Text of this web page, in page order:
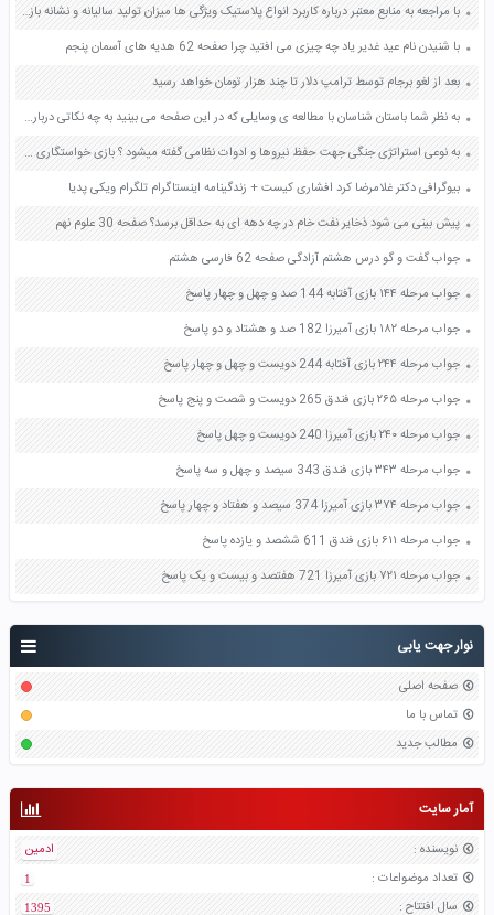
نوار جهت یابی
صفحه اصلی
تماس با ما
مطالب جدید
آمار سایت
نویسنده :
ادمین
تعداد موضواعات :
1
سال افتتاح :
1395
با مراجعه به منابع معتبر درباره کاربرد انواع پلاستیک ویژگی ها میزان تولید سالیانه و نشانه بازگردانی آنها اطلاعاتی را جمع آوری کنید و به کلاس گزارش کنید صفحه 12 علوم نهم
با شنیدن نام عید غدیر یاد چه چیزی می افتید چرا صفحه 62 هدیه های آسمان پنجم
بعد از لغو برجام توسط ترامپ دلار تا چند هزار تومان خواهد رسید
به نظر شما باستان شناسان با مطالعه ی وسایلی که در این صفحه می بینید به چه نکاتی درباره ی تمدن ایلام پی می برند؟ صفحه 43 مطالعات اجتماعی چهارم
به نوعی استراتژی جنگی جهت حفظ نیروها و ادوات نظامی گفته میشود ؟ بازی خواستگاری جواب پاسخ
بیوگرافی دکتر غلامرضا کرد افشاری کیست + زندگینامه اینستاگرام تلگرام ویکی پدیا
پیش بینی می شود ذخایر نفت خام در چه دهه ای به حداقل برسد؟ صفحه 30 علوم نهم
جواب گفت و گو درس هشتم آزادگی صفحه 62 فارسی هشتم
جواب مرحله ۱۴۴ بازی آفتابه 144 صد و چهل و چهار پاسخ
جواب مرحله ۱۸۲ بازی آمیرزا 182 صد و هشتاد و دو پاسخ
جواب مرحله ۲۴۴ بازی آفتابه 244 دویست و چهل و چهار پاسخ
جواب مرحله ۲۶۵ بازی فندق 265 دویست و شصت و پنج پاسخ
جواب مرحله ۲۴۰ بازی آمیرزا 240 دویست و چهل پاسخ
جواب مرحله ۳۴۳ بازی فندق 343 سیصد و چهل و سه پاسخ
جواب مرحله ۳۷۴ بازی آمیرزا 374 سیصد و هفتاد و چهار پاسخ
جواب مرحله ۶۱۱ بازی فندق 611 ششصد و یازده پاسخ
جواب مرحله ۷۲۱ بازی آمیرزا 721 هفتصد و بیست و یک پاسخ